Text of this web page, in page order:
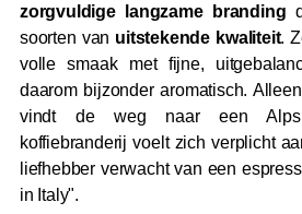
zorgvuldige langzame branding
soorten van uitstekende kwaliteit.
volle smaak met fijne,
daarom bijzonder aromatisch.
vindt de weg naar een Alps
koffiebranderij voelt zich verplicht
liefhebber verwacht van een
in Italy".